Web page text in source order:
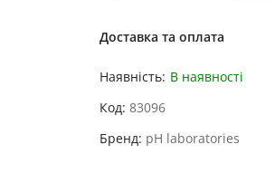
Доставка та оплата
Наявність: В наявності
Код 83096
Бренд pH laboratories